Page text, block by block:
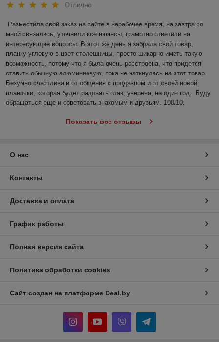
Отлично
Разместила свой заказ на сайте в нерабочее время, на завтра со
мной связались, уточнили все нюансы, грамотно ответили на
интересующие вопросы. В этот же день я забрала свой товар,
планку угловую в цвет столешницы, просто шикарно иметь такую
возможность, потому что я была очень расстроена, что придется
ставить обычную алюминиевую, пока не наткнулась на этот товар.
Безумно счастлива и от общения с продавцом и от своей новой
планочки, которая будет радовать глаз, уверена, не один год.  Буду
обращаться еще и советовать знакомым и друзьям. 100/10.
Показать все отзывы
О нас
Контакты
Доставка и оплата
График работы
Полная версия сайта
Политика обработки cookies
Сайт создан на платформе Deal.by